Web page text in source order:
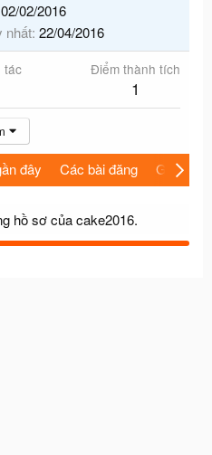
02/02/2016
nhất 22/04/2016
tác Điểm thành tích
1
đây Các bài đăng Giới thiệu
hồ sơ của cake2016.